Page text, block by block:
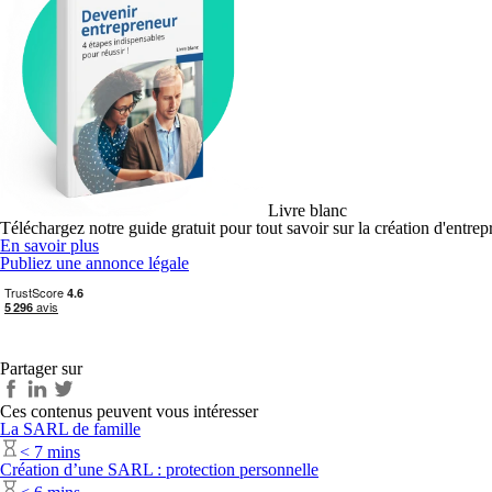
Livre blanc
Téléchargez notre guide gratuit pour tout savoir sur la création
En savoir plus
Publiez une annonce légale
Partager sur
Ces contenus peuvent vous intéresser
La SARL de famille
< 7 mins
Création d’une SARL : protection personnelle